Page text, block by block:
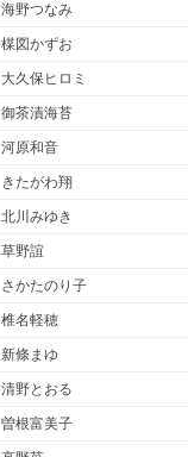
海野つなみ
楳図かずお
大久保ヒロミ
御茶漬海苔
河原和音
きたがわ翔
北川みゆき
草野誼
さかたのり子
椎名軽穂
新條まゆ
清野とおる
曽根富美子